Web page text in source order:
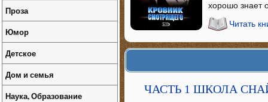
хорошо знает
Читать
ЧАСТЬ 1 ШКОЛА
Проза
Юмор
Детское
Дом и семья
Наука, Образование